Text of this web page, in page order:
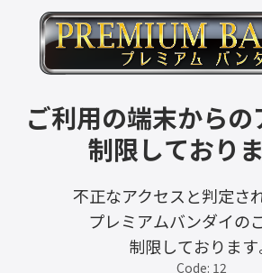
ご利用の端末からの
制限しておりま
不正なアクセスと判定さ
プレミアムバンダイの
制限しております
Code: 12